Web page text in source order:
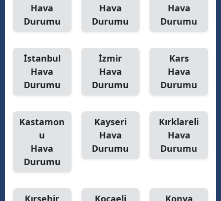
Hava
Durumu
Hava
Durumu
Hava
Durumu
İstanbul
Hava
Durumu
İzmir
Hava
Durumu
Kars
Hava
Durumu
Kastamon
u
Hava
Durumu
Kayseri
Hava
Durumu
Kırklareli
Hava
Durumu
Kırşehir
Kocaeli
Konya